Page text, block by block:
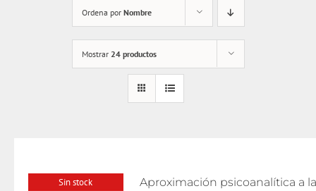
Ordena por Nombre
Mostrar 24 productos
Sin stock